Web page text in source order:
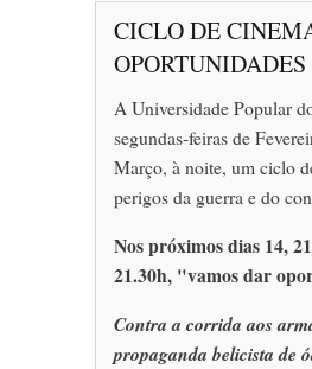
CICLO DE
A Universidade Popular
segundas-feiras de
Março, à noite, um ciclo
perigos da guerra e do
Nos próximos dias 14,
21.30h, "vamos dar
Contra a corrida aos
propaganda belicista de